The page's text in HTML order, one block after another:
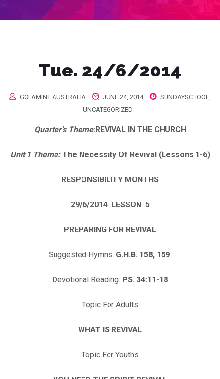
Tue. 24/6/2014
GOFAMINT AUSTRALIA JUNE 24, 2014 SUNDAYSCHOOL,
UNCATEGORIZED
Quarter’s Theme:REVIVAL IN THE CHURCH
Unit 1 Theme:The Necessity Of Revival (Lessons 1-6)
RESPONSIBILITY MONTHS
29/6/2014 LESSON 5
PREPARING FOR REVIVAL
Suggested Hymns: G.H.B. 158, 159
Devotional Reading: PS. 34:11-18
Topic For Adults
WHAT IS REVIVAL
Topic For Youths